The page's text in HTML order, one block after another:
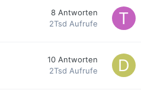
8 Antworten
2Tsd Aufrufe
10 Antworten
2Tsd Aufrufe